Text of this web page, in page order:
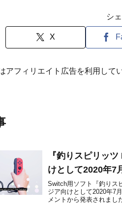
シ
X
アフィリエイト広告を利用して
『釣りスピリッ
けとして2020年7
Switch用ソフト『釣りス
ジア向けとして2020年7
メントから発表されまし